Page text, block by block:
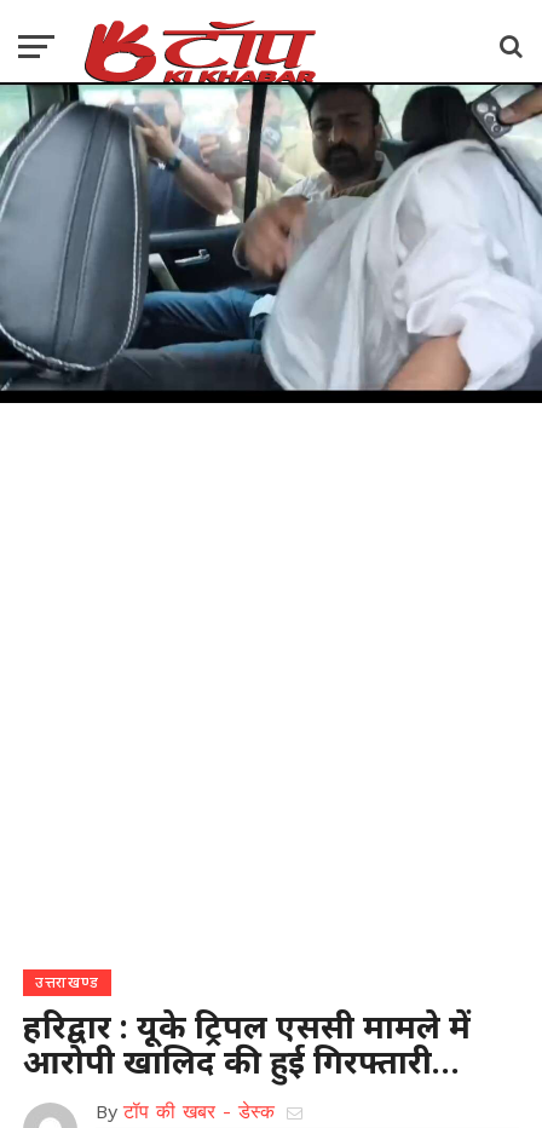
उत्तराखण्ड
हरिद्वार : यूके ट्रिपल एससी मामले में
आरोपी खालिद की हुई गिरफ्तारी…
By टॉप की खबर - डेस्क